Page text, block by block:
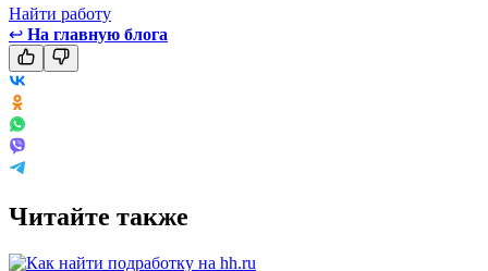
Найти работу
↩ На главную блога
Читайте также